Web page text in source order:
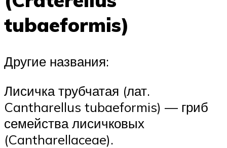
tubaeformis)
Другие названия:
Лисичка трубчатая (лат.
Cantharellus tubaeformis) — гриб
семейства лисичковых
(Cantharellaceae).